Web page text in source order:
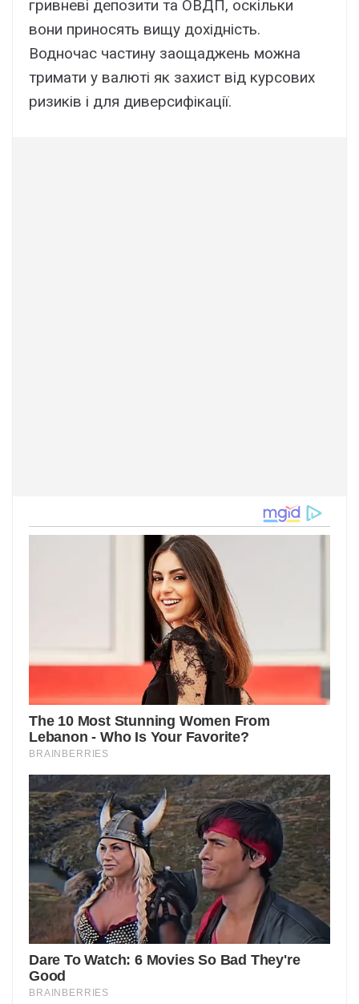
гривневі депозити та ОВДП, оскільки
вони приносять вищу дохідність.
Водночас частину заощаджень можна
тримати у валюті як захист від курсових
ризиків і для диверсифікації.